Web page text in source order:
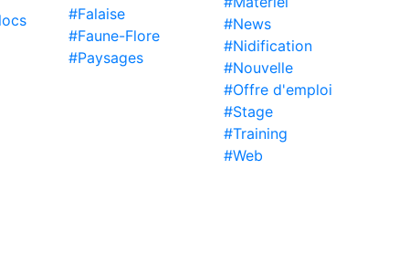
#Falaise
#Faune-Flore
#Paysages
#News
#Nidification
#Nouvelle
#Offre d'emploi
#Stage
#Training
#Web